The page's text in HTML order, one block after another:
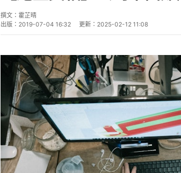
撰文： 霍芷晴
出版： 2019-07-04 16:32 更新： 2025-02-12 11:08